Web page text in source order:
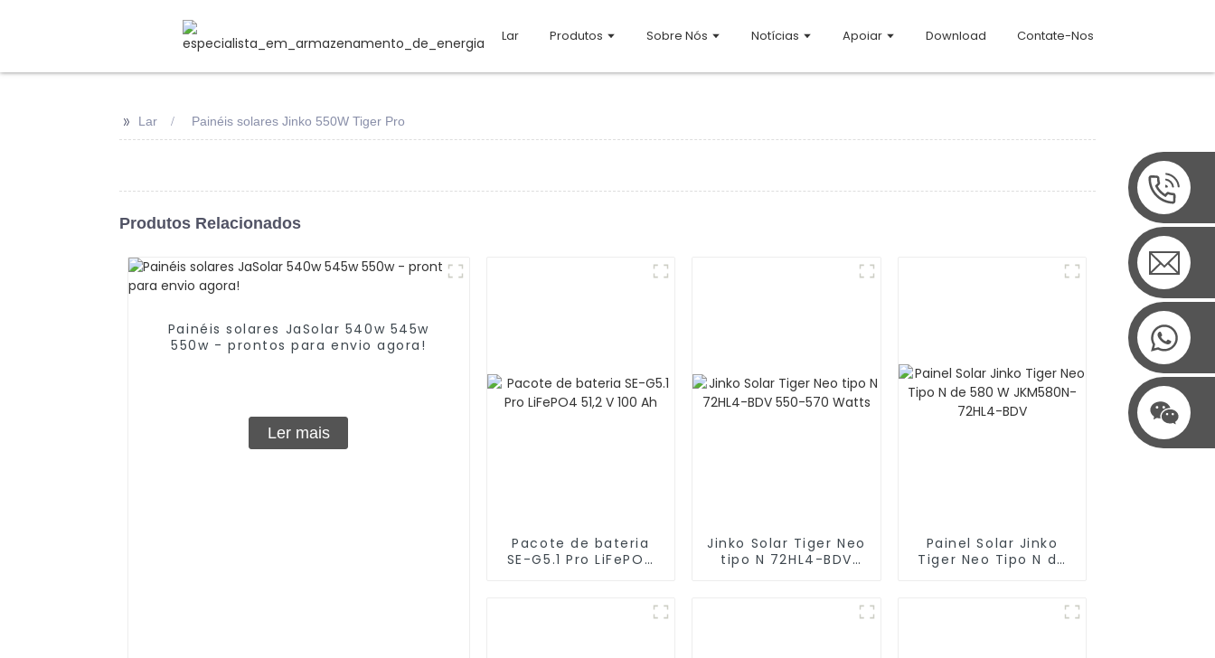
Lar Produtos Sobre Nós Notícias Apoiar Download Contate-Nos
>> Lar Painéis solares Jinko 550W Tiger Pro
Produtos Relacionados
Painéis solares JaSolar 540w 545w
550w - prontos para envio agora!
Ler mais
Pacote de bateria
SE-G5.1 Pro LiFePO4
Jinko Solar Tiger Neo
tipo N 72HL4-BDV
Painel Solar Jinko
Tiger Neo Tipo N de